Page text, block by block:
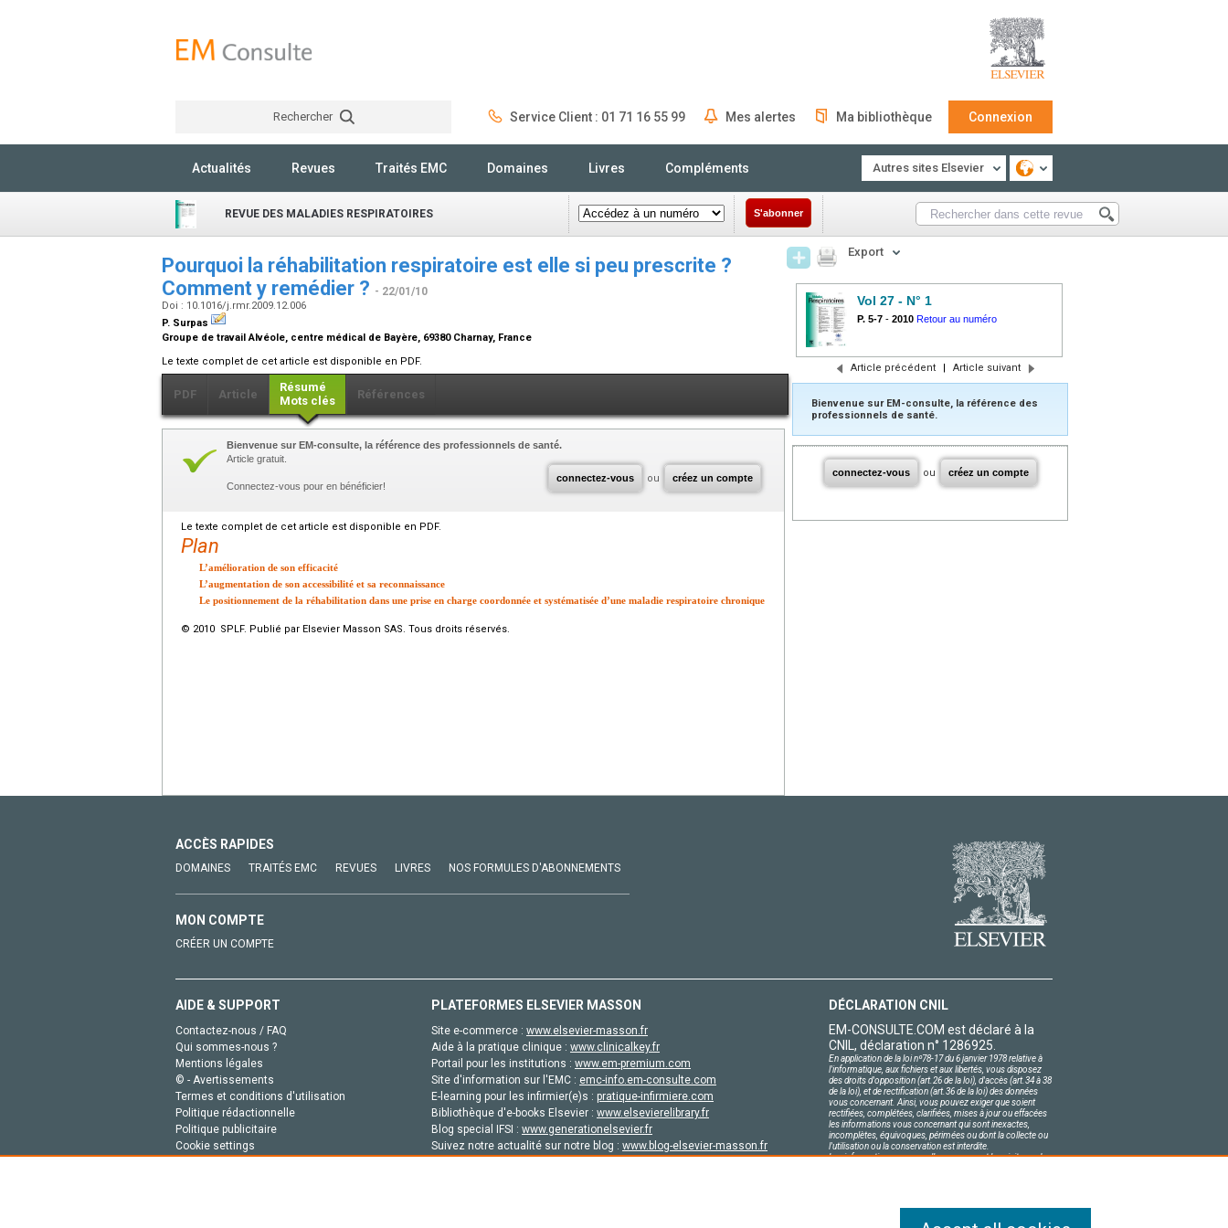
Rechercher Service Client : 01 71 16 55 99 Mes alertes Ma bibliothèque Connexion
Actualités Revues Traités EMC Domaines Livres Compléments Autres sites Elsevier
REVUE DES MALADIES RESPIRATOIRES S'abonner
Pourquoi la réhabilitation respiratoire est elle si peu prescrite ?
Comment y remédier ? - 22/01/10
Doi : 10.1016/j.rmr.2009.12.006
P. Surpas
Groupe de travail Alvéole, centre médical de Bayère, 69380 Charnay, France
Le texte complet de cet article est disponible en PDF.
PDF Article
Résumé
Mots clés
Références
connectez-vous ou créez un compte
Bienvenue sur EM-consulte, la référence des professionnels de santé.
Article gratuit.
Connectez-vous pour en bénéficier!
Le texte complet de cet article est disponible en PDF.
Plan
L’amélioration de son efficacité
L’augmentation de son accessibilité et sa reconnaissance
Le positionnement de la réhabilitation dans une prise en charge coordonnée et systématisée d’une maladie respiratoire chronique
© 2010 SPLF. Publié par Elsevier Masson SAS. Tous droits réservés.
Export
Vol 27 - N° 1
P. 5-7 - 2010 Retour au numéro
Article précédent | Article suivant
Bienvenue sur EM-consulte, la référence des
professionnels de santé.
connectez-vous ou créez un compte
ACCÈS RAPIDES
DOMAINES TRAITÉS EMC REVUES LIVRES NOS FORMULES D'ABONNEMENTS
MON COMPTE
CRÉER UN COMPTE
AIDE & SUPPORT
Contactez-nous / FAQ
Qui sommes-nous ?
Mentions légales
© - Avertissements
Termes et conditions d'utilisation
Politique rédactionnelle
Politique publicitaire
Cookie settings
PLATEFORMES ELSEVIER MASSON
Site e-commerce : www.elsevier-masson.fr
Aide à la pratique clinique : www.clinicalkey.fr
Portail pour les institutions : www.em-premium.com
Site d'information sur l'EMC : emc-info.em-consulte.com
E-learning pour les infirmier(e)s : pratique-infirmiere.com
Bibliothèque d'e-books Elsevier : www.elsevierelibrary.fr
Blog special IFSI : www.generationelsevier.fr
Suivez notre actualité sur notre blog : www.blog-elsevier-masson.fr
DÉCLARATION CNIL
EM-CONSULTE.COM est déclaré à la
CNIL, déclaration n° 1286925.
En application de la loi nº78-17 du 6 janvier 1978 relative à
l'informatique, aux fichiers et aux libertés, vous disposez
des droits d'opposition (art.26 de la loi), d'accès (art.34 à 38
de la loi), et de rectification (art.36 de la loi) des données
vous concernant. Ainsi, vous pouvez exiger que soient
rectifiées, complétées, clarifiées, mises à jour ou effacées
les informations vous concernant qui sont inexactes,
incomplètes, équivoques, périmées ou dont la collecte ou
l'utilisation ou la conservation est interdite.
Les informations personnelles concernant les visiteurs de